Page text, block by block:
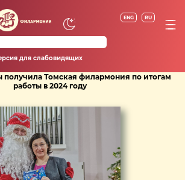
ENG RU
для слабовидящих
получила Томская филармония по итогам
работы в 2024 году